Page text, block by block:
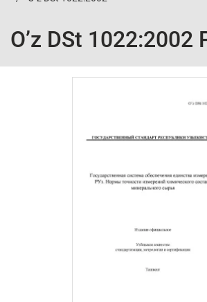
O’z DSt 1022:2002